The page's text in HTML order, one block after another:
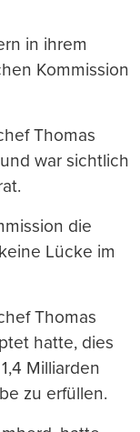
in ihrem
Kommission
Thomas
war sichtlich
die
Lücke im
Thomas
hatte, dies
Milliarden
zu erfüllen.